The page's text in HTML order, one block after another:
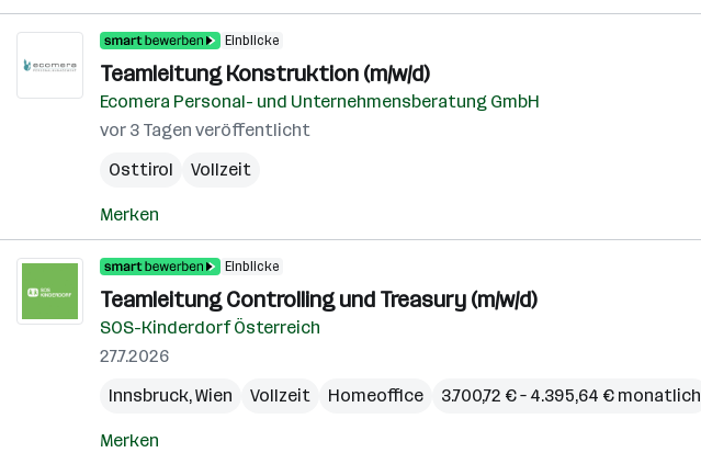
Einblicke
Teamleitung Konstruktion (m/w/d)
Ecomera Personal- und Unternehmensberatung GmbH
vor 3 Tagen veröffentlicht
Osttirol
Vollzeit
Merken
Einblicke
Teamleitung Controlling und Treasury (m/w/d)
SOS-Kinderdorf Österreich
27.7.2026
Innsbruck,Wien Vollzeit Homeoffice 3.700,72 € – 4.395,64 € monatlich
Merken